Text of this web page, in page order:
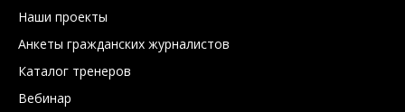
Наши проекты
Анкеты гражданских журналистов
Каталог тренеров
Вебинар